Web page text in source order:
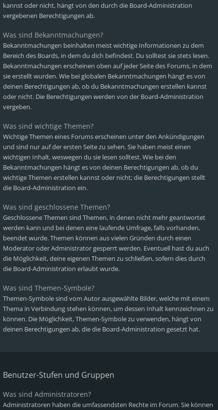
kannst oder nicht, hängt von den durch die Board-Administration
vergebenen Berechtigungen ab.
Was sind Bekanntmachungen?
Bekanntmachungen beinhalten meist wichtige Informationen zu dem
Bereich des Boards, in dem du dich befindest. Du solltest sie stets lesen.
Bekanntmachungen erscheinen oben auf jeder Seite des Forums, in dem
sie erstellt wurden. Wie bei globalen Bekanntmachungen hängt es von
deinen Berechtigungen ab, ob du Bekanntmachungen erstellen kannst
oder nicht. Die Berechtigungen werden von der Board-Administration
vergeben.
Was sind wichtige Themen?
Wichtige Themen eines Forums erscheinen unter den Ankündigungen
und sind nur auf der ersten Seite zu sehen. Sie haben meist einen
wichtigen Inhalt, weswegen du sie lesen solltest. Wie bei den
Bekanntmachungen hängt es von deinen Berechtigungen ab, ob du
wichtige Themen erstellen kannst oder nicht; die Berechtigungen stellt
die Board-Administration ein.
Was sind geschlossene Themen?
Geschlossene Themen sind Themen, in denen nicht mehr geantwortet
werden kann und bei denen eine laufende Umfrage, falls vorhanden,
beendet wurde. Themen können aus vielen Gründen durch einen
Moderator oder Administrator gesperrt werden. Eventuell hast du auch
die Möglichkeit, deine eigenen Themen zu schließen, sofern dies durch
die Board-Administration erlaubt wurde.
Was sind Themen-Symbole?
Themen-Symbole sind vom Autor ausgewählte Bilder, welche mit einem
Thema in Verbindung stehen können, um dessen Inhalt kennzeichnen zu
können. Die Möglichkeit, Themen-Symbole zu verwenden, hängt von
deinen Berechtigungen ab, die die Board-Administration gesetzt hat.
Benutzer-Stufen und Gruppen
Was sind Administratoren?
Administratoren haben die umfassendsten Rechte im Forum. Sie können